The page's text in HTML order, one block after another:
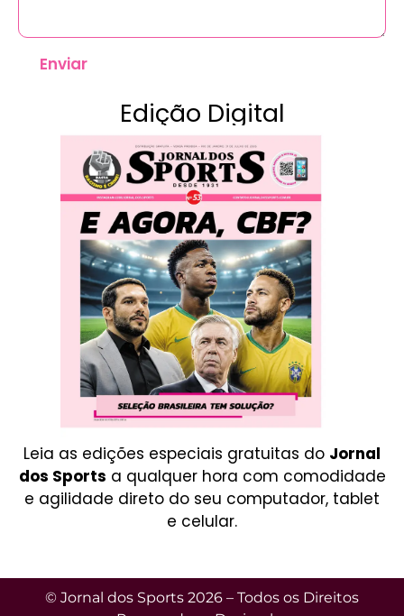
Enviar
Edição Digital
Leia as edições especiais gratuitas do Jornal
dos Sports a qualquer hora com comodidade
e agilidade direto do seu computador, tablet
e celular.
© Jornal dos Sports 2026 – Todos os Direitos